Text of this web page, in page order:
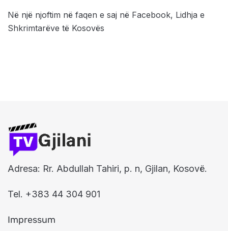
Në një njoftim në faqen e saj në Facebook, Lidhja e
Shkrimtarëve të Kosovës
Adresa: Rr. Abdullah Tahiri, p. n, Gjilan, Kosovë.
Tel. +383 44 304 901
Impressum